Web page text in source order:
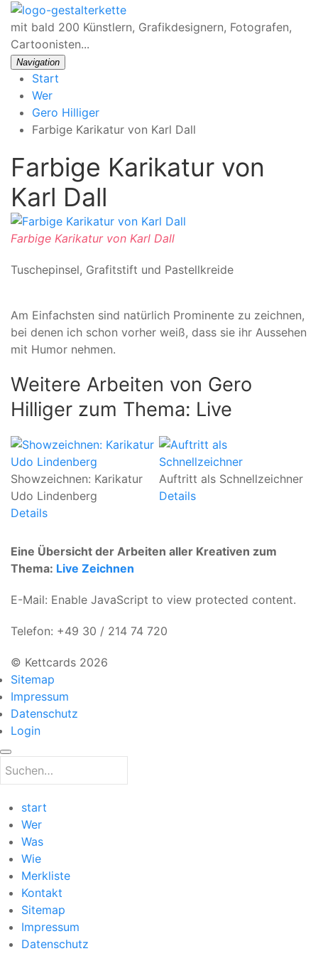
mit bald 200 Künstlern, Grafikdesignern, Fotografen,
Cartoonisten...
Navigation
Start
Wer
Gero Hilliger
Farbige Karikatur von Karl Dall
Farbige Karikatur von
Karl Dall
Farbige Karikatur von Karl Dall
Tuschepinsel, Grafitstift und Pastellkreide
Am Einfachsten sind natürlich Prominente zu zeichnen,
bei denen ich schon vorher weiß, dass sie ihr Aussehen
mit Humor nehmen.
Weitere Arbeiten von Gero
Hilliger zum Thema: Live
Showzeichnen: Karikatur
Udo Lindenberg
Details
Auftritt als Schnellzeichner
Details
Eine Übersicht der Arbeiten aller Kreativen zum
Thema: Live Zeichnen
E-Mail: Enable JavaScript to view protected content.
Telefon: +49 30 / 214 74 720
© Kettcards 2026
Sitemap
Impressum
Datenschutz
Login
start
Wer
Was
Wie
Merkliste
Kontakt
Sitemap
Impressum
Datenschutz